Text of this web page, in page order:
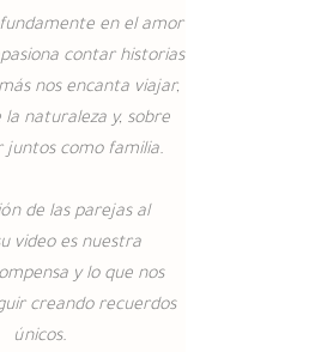
en el amor
contar historias
nos encanta viajar,
naturaleza y, sobre
juntos como familia.
de las parejas al
video es nuestra
y lo que nos
creando recuerdos
únicos.